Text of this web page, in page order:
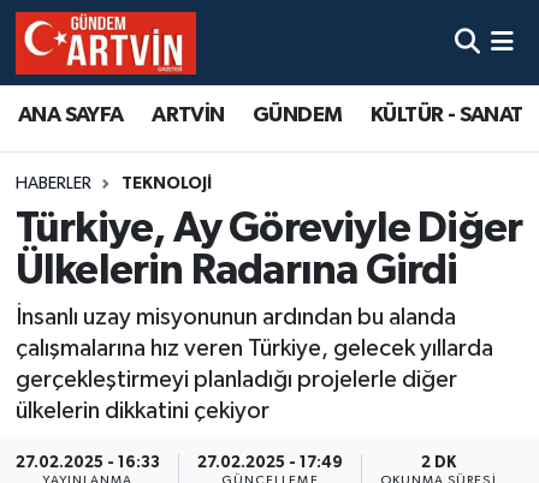
ANA SAYFA ARTVİN GÜNDEM KÜLTÜR - SANAT
HABERLER TEKNOLOJİ
Türkiye, Ay Göreviyle Diğer
Ülkelerin Radarına Girdi
İnsanlı uzay misyonunun ardından bu alanda
çalışmalarına hız veren Türkiye, gelecek yıllarda
gerçekleştirmeyi planladığı projelerle diğer
ülkelerin dikkatini çekiyor
27.02.2025 - 16:33
YAYINLANMA
27.02.2025 - 17:49
GÜNCELLEME
2 DK
OKUNMA SÜRESI